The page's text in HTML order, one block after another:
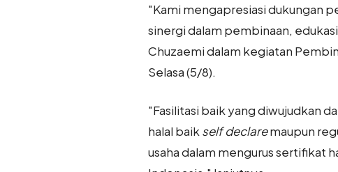
"Kami mengapresiasi dukungan
sinergi dalam pembinaan,
Chuzaemi dalam kegiatan
Selasa (5/8).
"Fasilitasi baik yang diwujudkan
halal baik self declaremaupun
usaha dalam mengurus sertifikat